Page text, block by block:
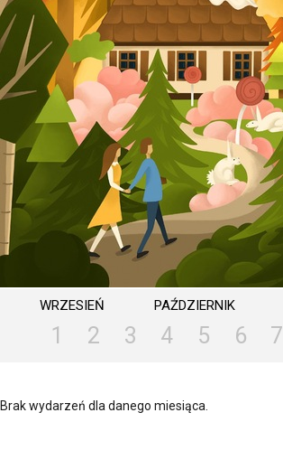
WRZESIEŃ PAŹDZIERNIK
1 2 3 4 5 6 7
Brak wydarzeń dla danego miesiąca.